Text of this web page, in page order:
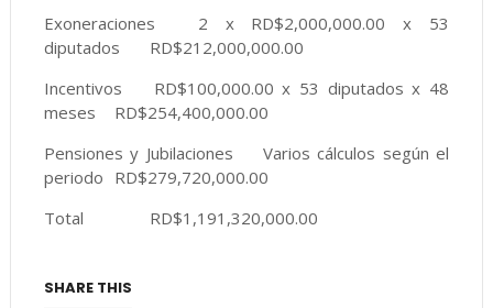
Exoneraciones
2 x RD$2,000,000.00 x 53
diputados
RD$212,000,000.00
Incentivos
RD$100,000.00 x 53 diputados x 48
meses
RD$254,400,000.00
Pensiones y Jubilaciones
Varios cálculos según el
periodo RD$279,720,000.00
Total
RD$1,191,320,000.00
SHARE THIS